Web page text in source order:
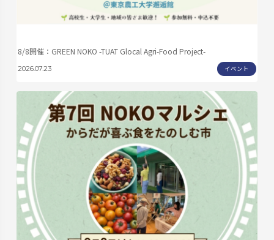
8/8開催：GREEN NOKO -TUAT Glocal Agri-Food Project-
2026.07.23 イベント